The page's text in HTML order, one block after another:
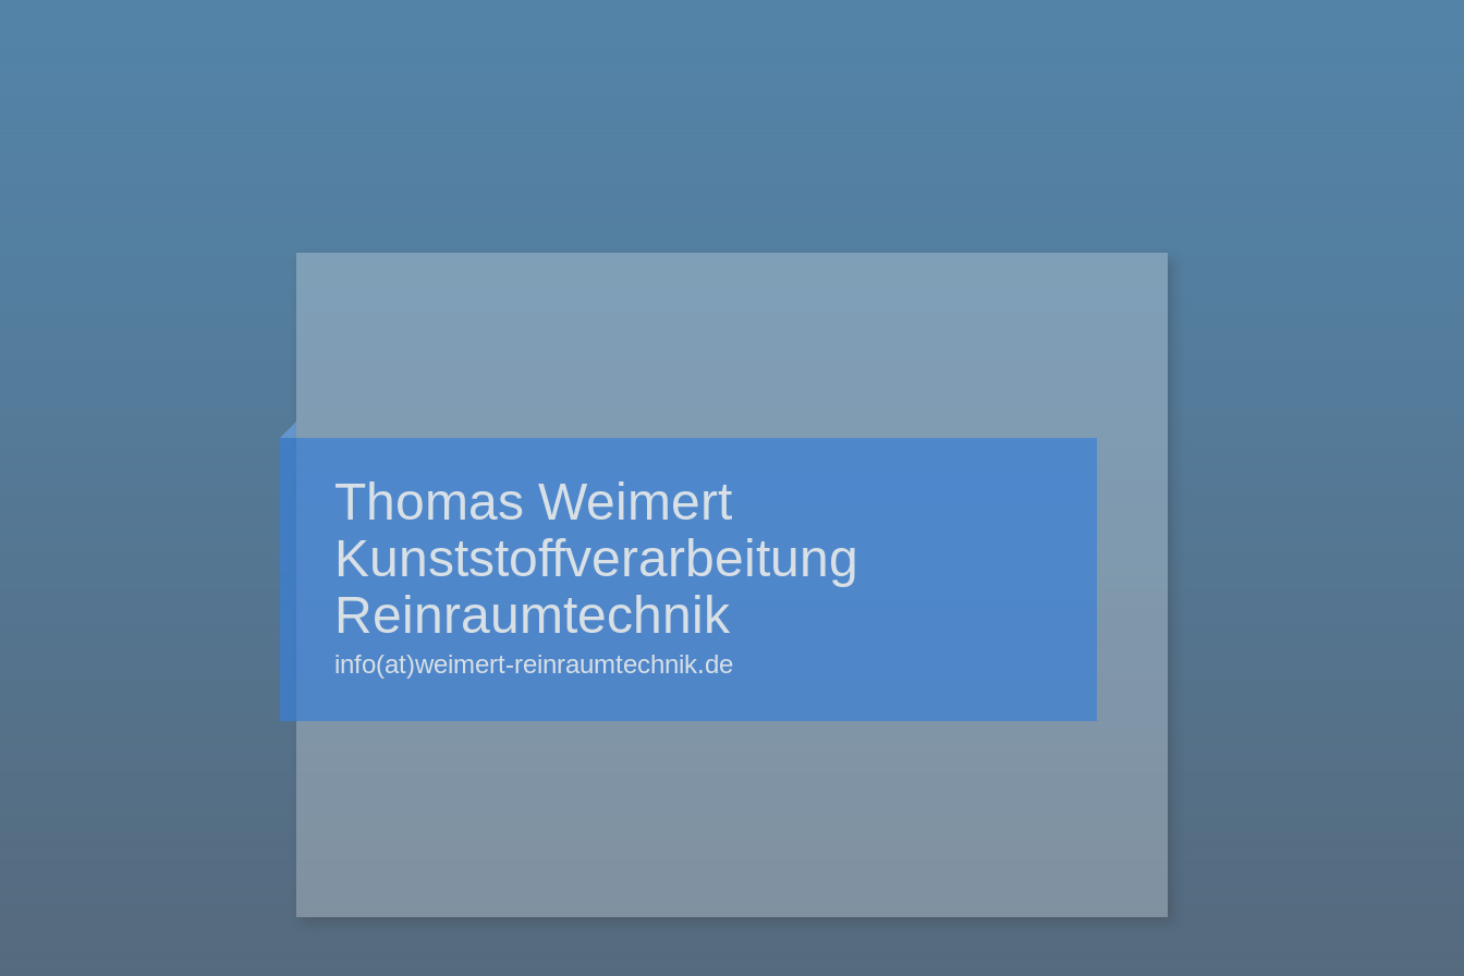
Thomas Weimert
Kunststoffverarbeitung
Reinraumtechnik
info(at)weimert-reinraumtechnik.de